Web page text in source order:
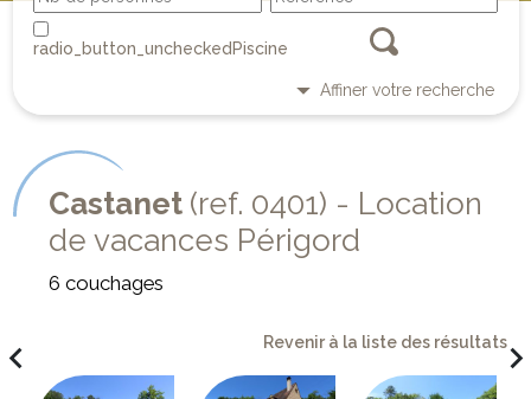
Piscine
Affiner votre recherche
Castanet (ref. 0401) - Location
de vacances Périgord
6 couchages
Revenir à la liste des résultats